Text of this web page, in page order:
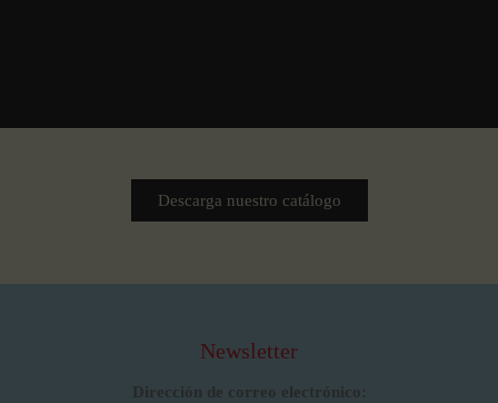
Descarga nuestro catálogo
Newsletter
Dirección de correo electrónico: